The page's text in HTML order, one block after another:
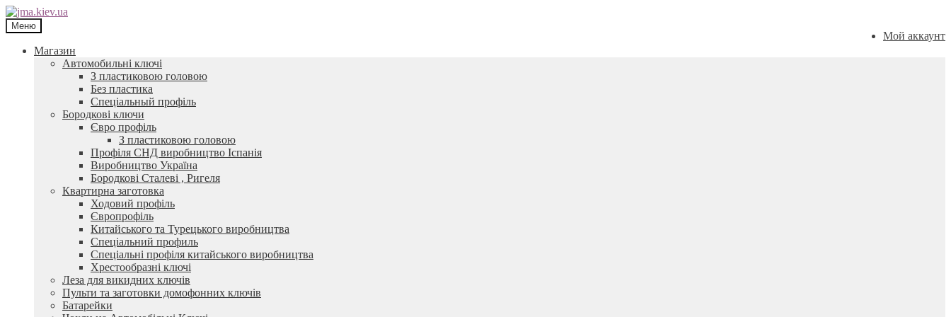
Перейти
до
навігації
Перейти
до
контенту
Мой аккаунт
Меню
Магазин
Автомобильні ключі
З пластиковою головою
Без пластика
Спеціальный профіль
Бородкові ключи
Євро профіль
З пластиковою головою
Профіля СНД виробництво Іспанія
Виробництво Україна
Бородкові Сталеві , Ригеля
Квартирна заготовка
Ходовий профіль
Європрофіль
Китайського та Турецького виробництва
Спеціальний профиль
Спеціальні профіля китайського виробництва
Хрестообразні ключі
Леза для викидних ключів
Пульти та заготовки домофонних ключів
Батарейки